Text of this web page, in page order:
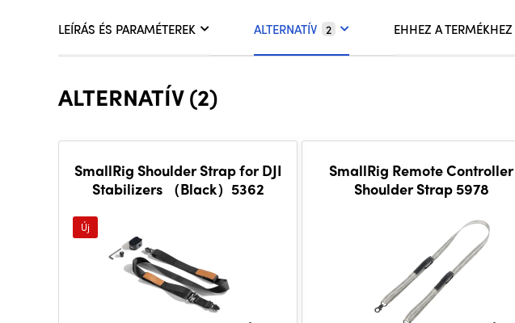
LEÍRÁS ÉS PARAMÉTEREK ALTERNATÍV 2 EHHEZ A TERMÉKHEZ
ALTERNATÍV (2)
SmallRig Shoulder Strap for DJI
Stabilizers （Black）5362
Új
SmallRig Remote Controller
Shoulder Strap 5978